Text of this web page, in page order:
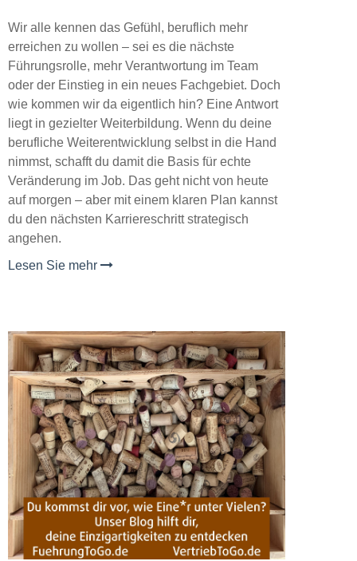
Wir alle kennen das Gefühl, beruflich mehr
erreichen zu wollen – sei es die nächste
Führungsrolle, mehr Verantwortung im Team
oder der Einstieg in ein neues Fachgebiet. Doch
wie kommen wir da eigentlich hin? Eine Antwort
liegt in gezielter Weiterbildung. Wenn du deine
berufliche Weiterentwicklung selbst in die Hand
nimmst, schafft du damit die Basis für echte
Veränderung im Job. Das geht nicht von heute
auf morgen – aber mit einem klaren Plan kannst
du den nächsten Karriereschritt strategisch
angehen.
Lesen Sie mehr